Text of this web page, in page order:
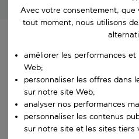
Voir la réservation
Connectez-vous avec
référence de séjour
réservation
Notre flexibilité ultime
En ce qui concerne la
Avec votre consentement,
tout moment, nous utilisons
améliorer les performances
Web;
personnaliser les offres dans
sur notre site Web;
analyser nos performances
personnaliser les contenus
sur notre site et les sites tiers